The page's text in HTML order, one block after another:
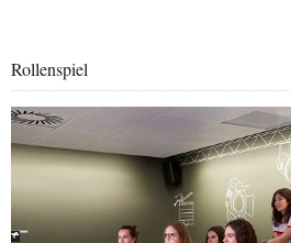
Rollenspiel